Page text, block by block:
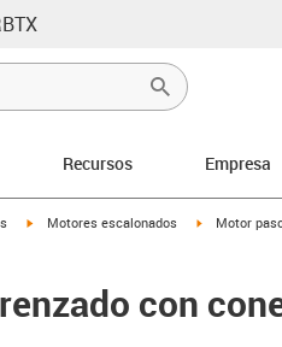
Recursos Empresa
igus-icon-arrow-right
Motores escalonados igus-icon-
Motor
con